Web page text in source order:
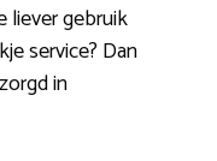
liever gebruik
service? Dan
in